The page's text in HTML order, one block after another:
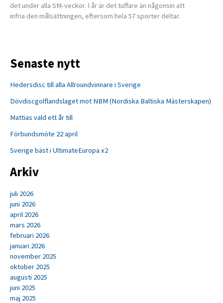
det under alla SM-veckor. I år är det tuffare än någonsin att
infria den målsättningen, eftersom hela 57 sporter deltar.
Senaste nytt
Hedersdisc till alla Allroundvinnare i Sverige
Dövdiscgolflandslaget mot NBM (Nordiska Baltiska Mästerskapen)
Mattias vald ett år till
Förbundsmöte 22 april
Sverige bäst i UltimateEuropa x2
Arkiv
juli 2026
juni 2026
april 2026
mars 2026
februari 2026
januari 2026
november 2025
oktober 2025
augusti 2025
juni 2025
maj 2025